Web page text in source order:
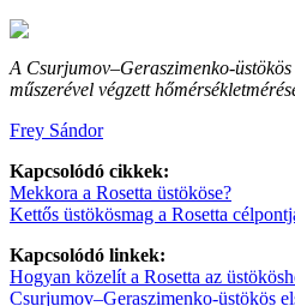
A Csurjumov–Geraszimenko-
műszerével végzett
Frey Sándor
Kapcsolódó cikkek:
Mekkora a Rosetta üstököse?
Kettős üstökösmag a Rosetta
Kapcsolódó linkek:
Hogyan közelít a Rosetta az
Csurjumov–Geraszimenko-üstökös